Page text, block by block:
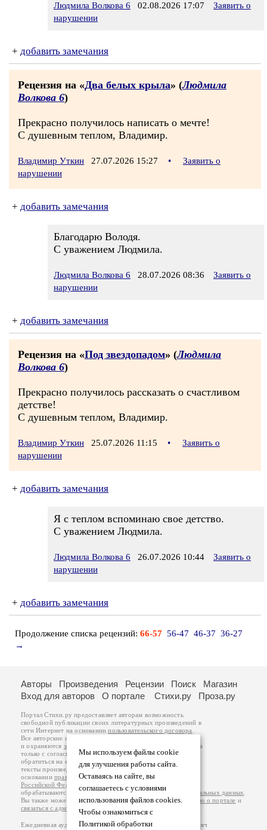
Людмила Волкова 6 02.08.2026 17:07
Заявить о
нарушении
+ добавить замечания
Рецензия на «Два белых крыла» (Людмила
Волкова 6)
Прекрасно получилось написать о мечте!
С душевным теплом, Владимир.
Владимир Уткин 27.07.2026 15:27 •
Заявить о
нарушении
+ добавить замечания
Благодарю Володя.
С уважением Людмила.
Людмила Волкова 6 28.07.2026 08:36
Заявить о
нарушении
+ добавить замечания
Рецензия на «Под звездопадом» (Людмила
Волкова 6)
Прекрасно получилось рассказать о счастливом
детстве!
С душевным теплом, Владимир.
Владимир Уткин 25.07.2026 11:15 •
Заявить о
нарушении
+ добавить замечания
Я с теплом вспоминаю свое детство.
С уважением Людмила.
Людмила Волкова 6 26.07.2026 10:44
Заявить о
нарушении
+ добавить замечания
Продолжение списка рецензий: 66-57 56-47 46-37 36-27
→
Мы используем файлы cookie
для улучшения работы сайта.
Оставаясь на сайте, вы
соглашаетесь с условиями
использования файлов cookies.
Чтобы ознакомиться с
Политикой обработки
Авторы Произведения Рецензии Поиск
Магазин
Вход для авторов
О портале Стихи.ру Проза.ру
Портал Стихи.ру предоставляет авторам возможность
свободной публикации своих литературных произведений в
сети Интернет на основаниипользовательского договора
Все авторские права на произведения принадлежат авторам
и охраняются законом
. Перепечатка произведений возможна
только с согласия его автора, к которому вы можете
обратиться на его авторской странице. Ответственность за
тексты произведений авторы несут самостоятельно на
основанииправил публикацииизаконодательства
Российской Федерации
обрабатываются на основанииПолитики обработки персональных данных
Вы также можете посмотреть более подробнуюинформацию о портале и
связаться с администрацией
Ежедневная аудитория портала Стихи.ру – порядка 200 тысяч